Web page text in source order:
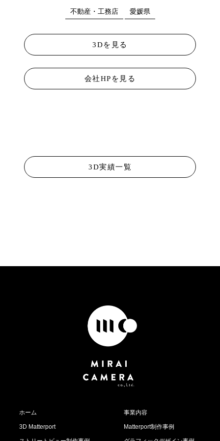
不動産・工務店 愛媛県
3Dを見る
会社HPを見る
3D実績一覧
ホーム 事業内容
3D Matterport Matterport制作事例